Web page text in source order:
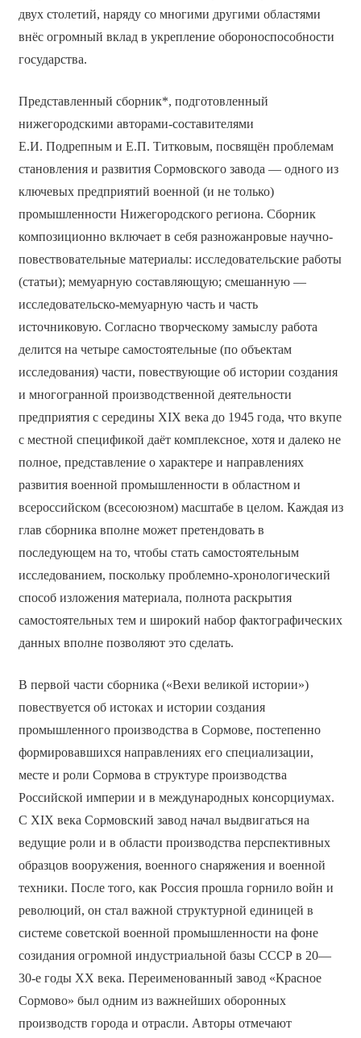
двух столетий, наряду со многими другими областями
внёс огромный вклад в укрепление обороноспособности
государства.
Представленный сборник*, подготовленный
нижегородскими авторами-составителями
Е.И. Подрепным и Е.П. Титковым, посвящён проблемам
становления и развития Сормовского завода — одного из
ключевых предприятий военной (и не только)
промышленности Нижегородского региона. Сборник
композиционно включает в себя разножанровые научно-
повествовательные материалы: исследовательские работы
(статьи); мемуарную составляющую; смешанную —
исследовательско-мемуарную часть и часть
источниковую. Согласно творческому замыслу работа
делится на четыре самостоятельные (по объектам
исследования) части, повествующие об истории создания
и многогранной производственной деятельности
предприятия с середины XIX века до 1945 года, что вкупе
с местной спецификой даёт комплексное, хотя и далеко не
полное, представление о характере и направлениях
развития военной промышленности в областном и
всероссийском (всесоюзном) масштабе в целом. Каждая из
глав сборника вполне может претендовать в
последующем на то, чтобы стать самостоятельным
исследованием, поскольку проблемно-хронологический
способ изложения материала, полнота раскрытия
самостоятельных тем и широкий набор фактографических
данных вполне позволяют это сделать.
В первой части сборника («Вехи великой истории»)
повествуется об истоках и истории создания
промышленного производства в Сормове, постепенно
формировавшихся направлениях его специализации,
месте и роли Сормова в структуре производства
Российской империи и в международных консорциумах.
С XIX века Сормовский завод начал выдвигаться на
ведущие роли и в области производства перспективных
образцов вооружения, военного снаряжения и военной
техники. После того, как Россия прошла горнило войн и
революций, он стал важной структурной единицей в
системе советской военной промышленности на фоне
созидания огромной индустриальной базы СССР в 20—
30-е годы XX века. Переименованный завод «Красное
Сормово» был одним из важнейших оборонных
производств города и отрасли. Авторы отмечают